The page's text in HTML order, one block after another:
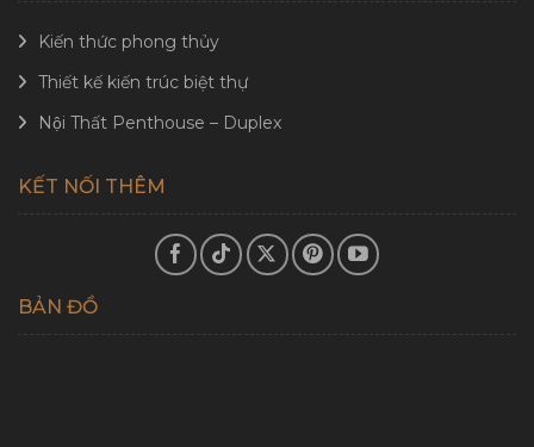
Kiến thức phong thủy
Thiết kế kiến trúc biệt thự
Nội Thất Penthouse – Duplex
KẾT NỐI THÊM
BẢN ĐỒ